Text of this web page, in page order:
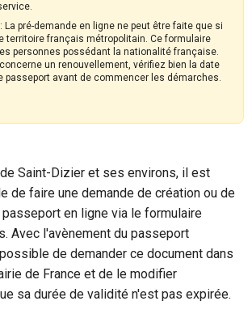
La pré-demande en ligne ne peut être faite que si
territoire français métropolitain. Ce formulaire
personnes possédant la nationalité française.
un renouvellement, vérifiez bien la date
passeport avant de commencer les démarches.
Saint-Dizier et ses environs, il est
de faire une demande de création ou de
en ligne via le formulaire
Avec l'avènement du passeport
de demander ce document dans
de France et de le modifier
sa durée de validité n'est pas expirée.